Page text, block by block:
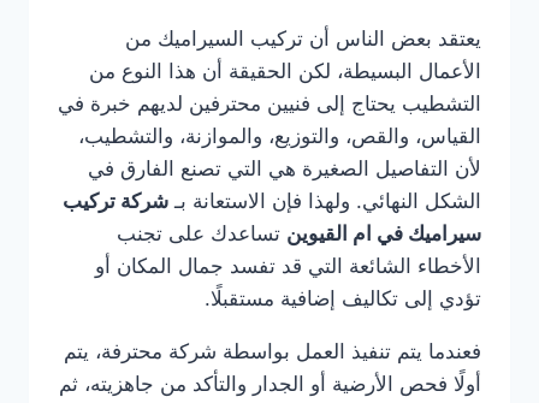
يعتقد بعض الناس أن تركيب السيراميك من
الأعمال البسيطة، لكن الحقيقة أن هذا النوع من
التشطيب يحتاج إلى فنيين محترفين لديهم خبرة في
القياس، والقص، والتوزيع، والموازنة، والتشطيب،
لأن التفاصيل الصغيرة هي التي تصنع الفارق في
الشكل النهائي. ولهذا فإن الاستعانة بـ شركة تركيب
سيراميك في ام القيوين تساعدك على تجنب
الأخطاء الشائعة التي قد تفسد جمال المكان أو
تؤدي إلى تكاليف إضافية مستقبلًا.
فعندما يتم تنفيذ العمل بواسطة شركة محترفة، يتم
أولًا فحص الأرضية أو الجدار والتأكد من جاهزيته، ثم